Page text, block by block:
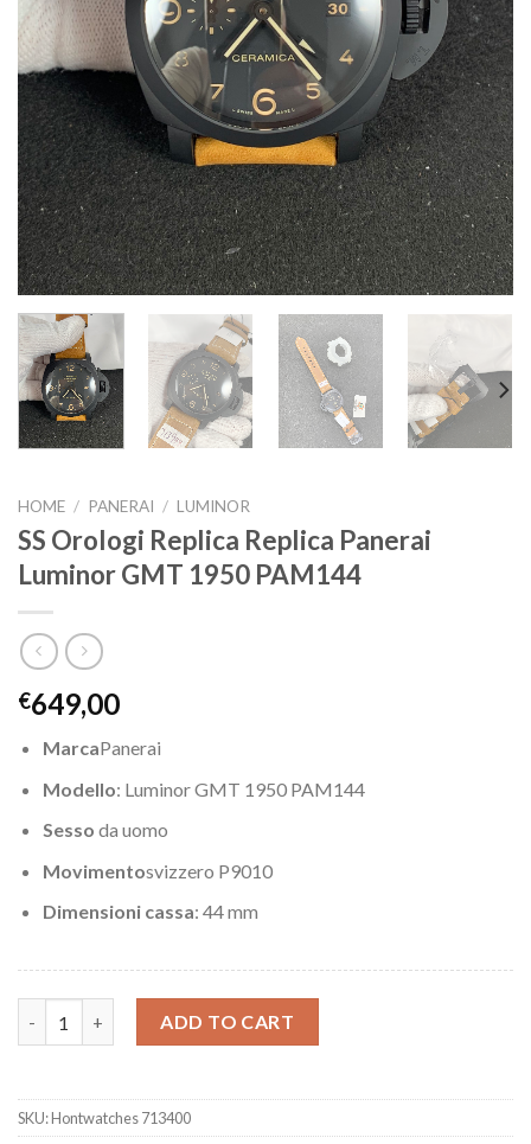
HOME / PANERAI / LUMINOR
SS Orologi Replica Replica Panerai
Luminor GMT 1950 PAM144
€649,00
MarcaPanerai
Modello: Luminor GMT 1950 PAM144
Sesso da uomo
Movimentosvizzero P9010
Dimensioni cassa: 44 mm
ADD TO CART
SKU:Hontwatches 713400